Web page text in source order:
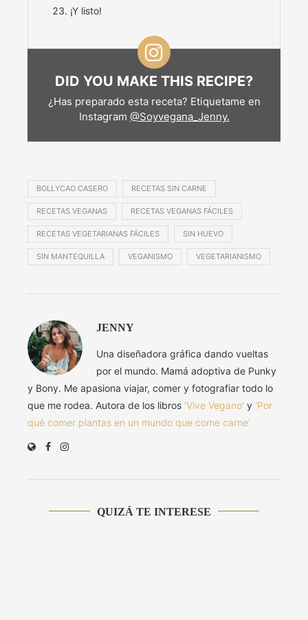
¡Y listo!
DID YOU MAKE THIS RECIPE?
¿Has preparado esta receta? Etiquetame en
Instagram @Soyvegana_Jenny.
BOLLYCAO CASERO RECETAS SIN CARNE
RECETAS VEGANAS RECETAS VEGANAS FÁCILES
RECETAS VEGETARIANAS FÁCILES SIN HUEVO
SIN MANTEQUILLA VEGANISMO VEGETARIANISMO
JENNY
Una diseñadora gráfica dando vueltas
por el mundo. Mamá adoptiva de Punky
y Bony. Me apasiona viajar, comer y fotografiar todo lo
que me rodea. Autora de los libros 'Vive Vegano' y 'Por
qué comer plantas en un mundo que come carne'
QUIZÁ TE INTERESE